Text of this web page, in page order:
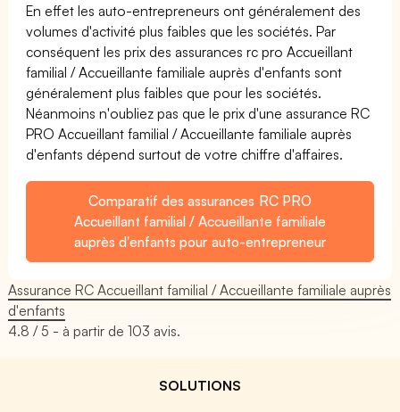
En effet les auto-entrepreneurs ont généralement des
volumes d'activité plus faibles que les sociétés. Par
conséquent les prix des assurances rc pro Accueillant
familial / Accueillante familiale auprès d'enfants sont
généralement plus faibles que pour les sociétés.
Néanmoins n'oubliez pas que le prix d'une assurance RC
PRO Accueillant familial / Accueillante familiale auprès
d'enfants dépend surtout de votre chiffre d'affaires.
Comparatif des assurances RC PRO
Accueillant familial / Accueillante familiale
auprès d'enfants pour auto-entrepreneur
Assurance RC Accueillant familial / Accueillante familiale auprès
d'enfants
4.8 / 5 - à partir de103 avis.
SOLUTIONS